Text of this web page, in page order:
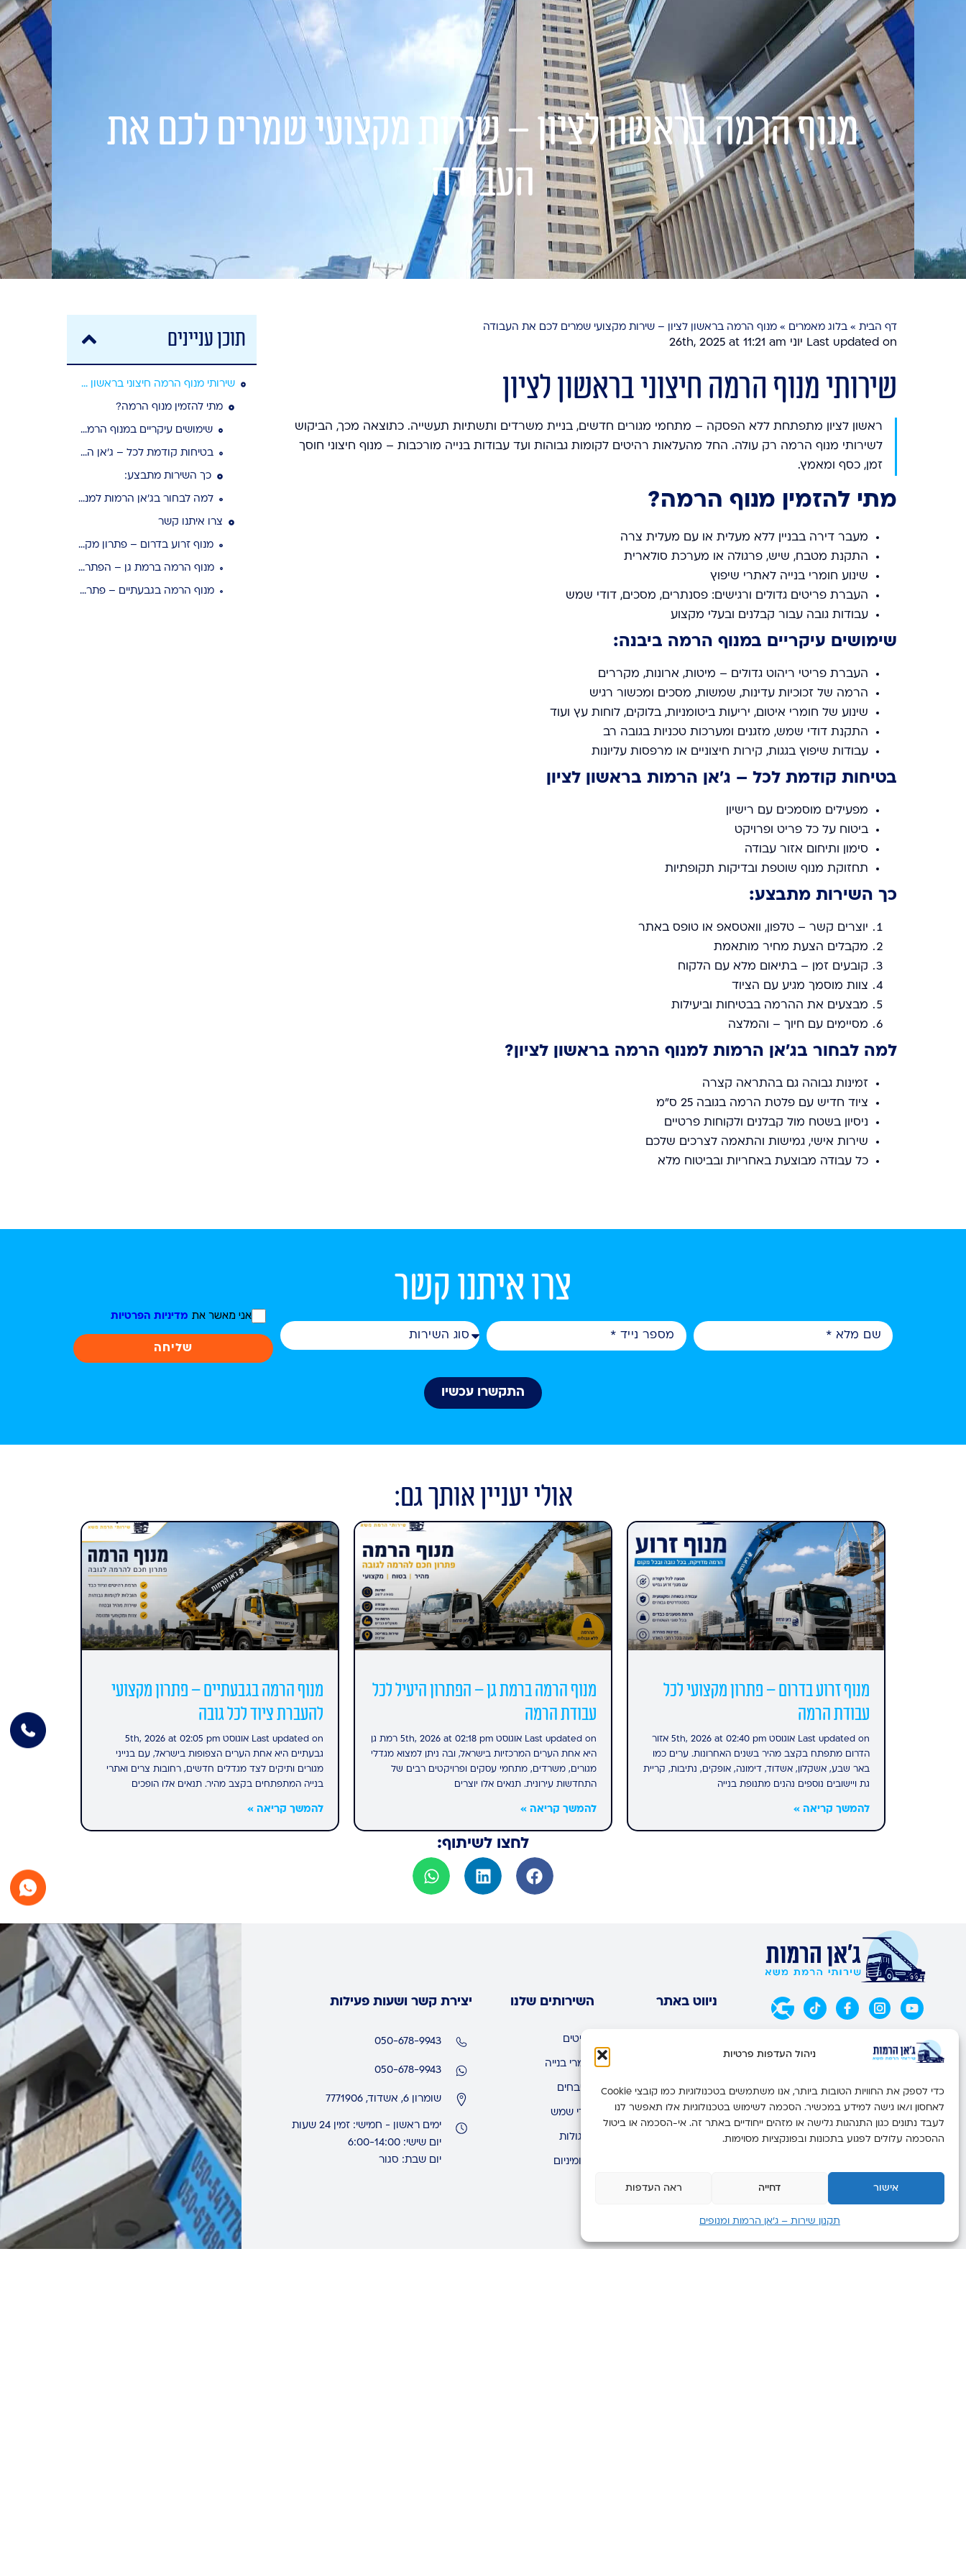
ניהול העדפות פרטיות
כדי לספק את החוויות הטובות ביותר, אנו משתמשים בטכנולוגיות כמו קובצי Cookie
לאחסון ו/או גישה למידע במכשיר. הסכמה לשימוש בטכנולוגיות אלו תאפשר לנו
לעבד נתונים כגון התנהגות גלישה או מזהים ייחודיים באתר זה. אי-הסכמה או ביטול
ההסכמה עלולים לפגוע בתכונות ובפונקציות מסוימות.
אישור דחייה ראה העדפות
תקנון שירות – ג’אן הרמות ומנופים
דף הבית השירותים שלנו פרויקטים צור קשר
מנוף הרמה בראשון לציון – שירות מקצועי שמרים לכם את
העבודה
דף הבית »בלוג מאמרים »מנוף הרמה בראשון לציון – שירות מקצועי שמרים לכם את העבודה
Last updated on יוני 26th, 2025 at 11:21 am
שירותי מנוף הרמה חיצוני בראשון לציון
ראשון לציון מתפתחת ללא הפסקה – מתחמי מגורים חדשים, בניית משרדים ותשתיות תעשייה. כתוצאה מכך, הביקוש
לשירותי מנוף הרמה רק עולה. החל מהעלאות רהיטים לקומות גבוהות ועד עבודות בנייה מורכבות – מנוף חיצוני חוסך
זמן, כסף ומאמץ.
מתי להזמין מנוף הרמה?
מעבר דירה בבניין ללא מעלית או עם מעלית צרה
התקנת מטבח, שיש, פרגולה או מערכת סולארית
שינוע חומרי בנייה לאתרי שיפוץ
העברת פריטים גדולים ורגישים: פסנתרים, מסכים, דודי שמש
עבודות גובה עבור קבלנים ובעלי מקצוע
שימושים עיקריים במנוף הרמה ביבנה:
העברת פריטי ריהוט גדולים – מיטות, ארונות, מקררים
הרמה של זכוכיות עדינות, שמשות, מסכים ומכשור רגיש
שינוע של חומרי איטום, יריעות ביטומניות, בלוקים, לוחות עץ ועוד
התקנת דודי שמש, מזגנים ומערכות טכניות בגובה רב
עבודות שיפוץ בגגות, קירות חיצוניים או מרפסות עליונות
בטיחות קודמת לכל – ג’אן הרמות בראשון לציון
מפעילים מוסמכים עם רישיון
ביטוח על כל פריט ופרויקט
סימון ותיחום אזור עבודה
תחזוקת מנוף שוטפת ובדיקות תקופתיות
כך השירות מתבצע:
יוצרים קשר – טלפון, וואטסאפ או טופס באתר
מקבלים הצעת מחיר מותאמת
קובעים זמן – בתיאום מלא עם הלקוח
צוות מוסמך מגיע עם הציוד
מבצעים את ההרמה בבטיחות וביעילות
מסיימים עם חיוך – והמלצה
למה לבחור בג’אן הרמות למנוף הרמה בראשון לציון?
זמינות גבוהה גם בהתראה קצרה
ציוד חדיש עם פלטת הרמה בגובה 25 ס"מ
ניסיון בשטח מול קבלנים ולקוחות פרטיים
שירות אישי, גמישות והתאמה לצרכים שלכם
כל עבודה מבוצעת באחריות ובביטוח מלא
תוכן עניינים
שירותי מנוף הרמה חיצוני בראשון לציון
מתי להזמין מנוף הרמה?
שימושים עיקריים במנוף הרמה ביבנה:
בטיחות קודמת לכל – ג’אן הרמות בראשון לציון
כך השירות מתבצע:
למה לבחור בג’אן הרמות למנוף הרמה בראשון לציון?
צרו איתנו קשר
מנוף זרוע בדרום – פתרון מקצועי לכל עבודת הרמה
מנוף הרמה ברמת גן – הפתרון היעיל לכל עבודת הרמה
מנוף הרמה בגבעתיים – פתרון מקצועי להעברת ציוד לכל גובה
צרו איתנו קשר
אני מאשר את מדיניות הפרטיות
שליחה
התקשרו עכשיו
אולי יעניין אותך גם:
מנוף זרוע בדרום – פתרון מקצועי לכל
עבודת הרמה
Last updated on אוגוסט 5th, 2026 at 02:40 pm אזור
הדרום מתפתח בקצב מהיר בשנים האחרונות. ערים כמו
באר שבע, אשקלון, אשדוד, דימונה, אופקים, נתיבות, קריית
גת ויישובים נוספים נהנים מתנופת בנייה
להמשך קריאה »
מנוף הרמה ברמת גן – הפתרון היעיל לכל
עבודת הרמה
Last updated on אוגוסט 5th, 2026 at 02:18 pm רמת גן
היא אחת הערים המרכזיות בישראל, ובה ניתן למצוא מגדלי
מגורים, משרדים, מתחמי עסקים ופרויקטים רבים של
התחדשות עירונית. תנאים אלו יוצרים
להמשך קריאה »
מנוף הרמה בגבעתיים – פתרון מקצועי
להעברת ציוד לכל גובה
Last updated on אוגוסט 5th, 2026 at 02:05 pm
גבעתיים היא אחת הערים הצפופות בישראל, עם בנייני
מגורים ותיקים לצד מגדלים חדשים, רחובות צרים ואתרי
בנייה המתפתחים בקצב מהיר. תנאים אלו הופכים
להמשך קריאה »
לחצו לשיתוף:
ניווט באתר
גלרית תמונות
בלוג
השירותים שלנו
רהיטים
חומרי בנייה
מטבחים
דודי שמש
פרגולות
אלומיניום
יצירת קשר ושעות פעילות
050-678-9943
050-678-9943
שומרון 6, אשדוד, 7771906
ימים ראשון - חמישי: זמין 24 שעות
יום שישי: 6:00-14:00
יום שבת: סגור